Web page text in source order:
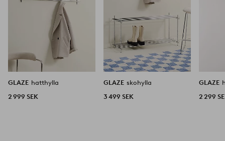
GLAZE hatthylla
2 999 SEK
GLAZE skohylla
3 499 SEK
GLAZE
2 299